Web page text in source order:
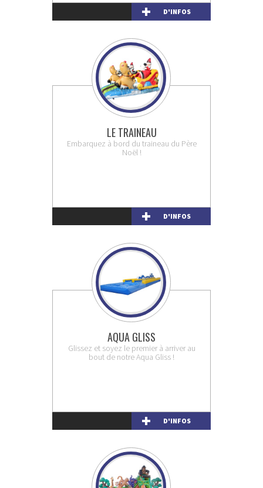
D'INFOS
LE TRAINEAU
Embarquez à bord du traineau du Père
Noël !
D'INFOS
AQUA GLISS
Glissez et soyez le premier à arriver au
bout de notre Aqua Gliss !
D'INFOS